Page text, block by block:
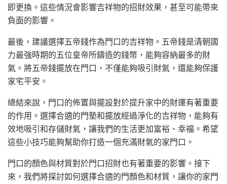
即更換。這些情況會影響吉祥物的招財效果，甚至可能帶來
負面的影響。
最後，建議選擇五帝錢作為門口的吉祥物。五帝錢是清朝國
力最強時期的五位皇帝所鑄造的錢幣，能夠容納最多的財
氣。將五帝錢擺放在門口，不僅能夠吸引財氣，還能夠保護
家宅平安。
總結來說，門口的佈置與擺設對於提升家中的財運有著重要
的作用。選擇合適的門墊和擺放經過淨化的吉祥物，能夠有
效地吸引和存儲財氣，讓我們的生活更加富裕、幸福。希望
這些小技巧能夠幫助你打造一個充滿財氣的家門口。
門口的顏色與材質對於門口招財也有著重要的影響。接下
來，我們將探討如何選擇合適的門顏色和材質，讓你的家門